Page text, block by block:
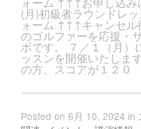
(月)初級者ラウンドレ
ォーム ↑↑↑キャンセ
のゴルファーを応援・
ボです。 ７／１（月）
ッスンを開催いたしま
の方、スコアが１２０
Posted on 6月 10, 2024 in